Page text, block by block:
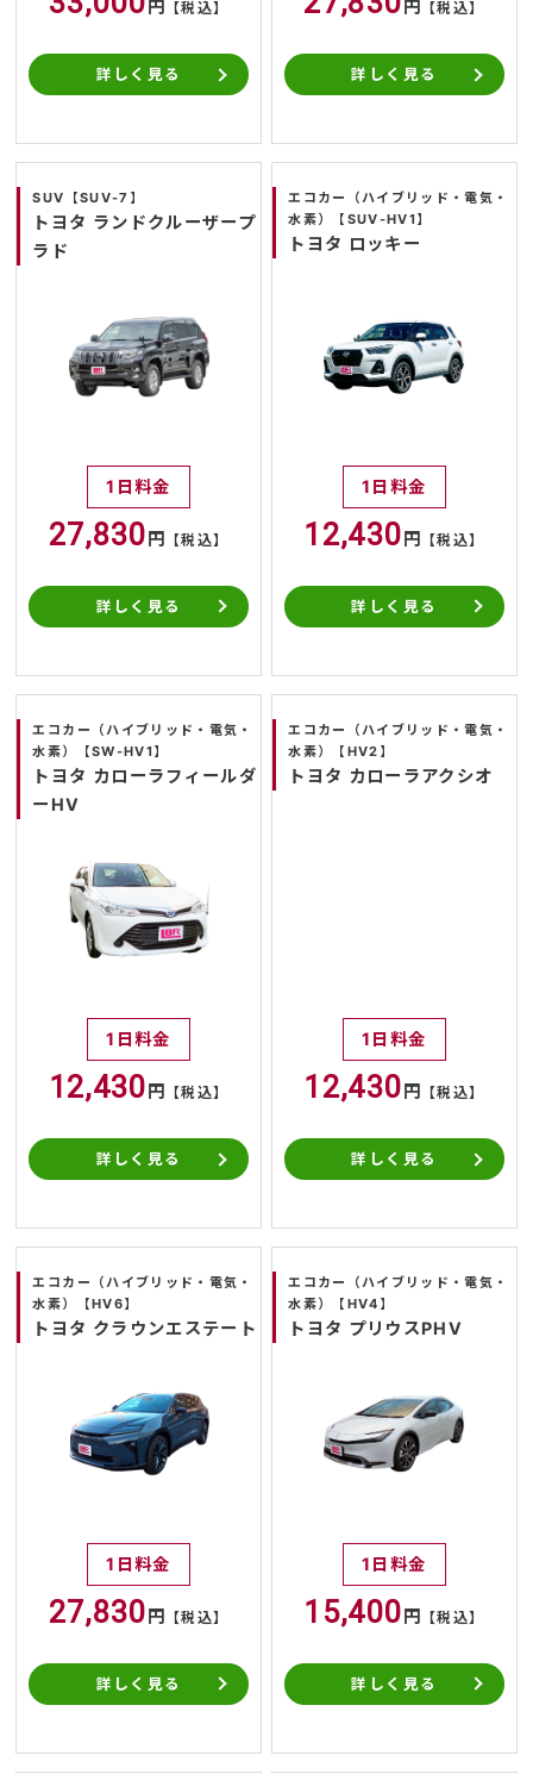
円 【税込】
詳しく見る
円 【税込】
詳しく見る
SUV【SUV-7】
トヨタ ランドクルーザープ
ラド
1日料金
27,830 円 【税込】
詳しく見る
エコカー（ハイブリッド・電気・
水素）【SUV-HV1】
トヨタ ロッキー
1日料金
12,430 円 【税込】
詳しく見る
エコカー（ハイブリッド・電気・
水素）【SW-HV1】
トヨタ カローラフィールダ
ーHV
1日料金
12,430 円 【税込】
詳しく見る
エコカー（ハイブリッド・電気・
水素）【HV2】
トヨタ カローラアクシオ
1日料金
12,430 円 【税込】
詳しく見る
エコカー（ハイブリッド・電気・
水素）【HV6】
トヨタ クラウンエステート
1日料金
27,830 円 【税込】
詳しく見る
エコカー（ハイブリッド・電気・
水素）【HV4】
トヨタ プリウスPHV
1日料金
15,400 円 【税込】
詳しく見る